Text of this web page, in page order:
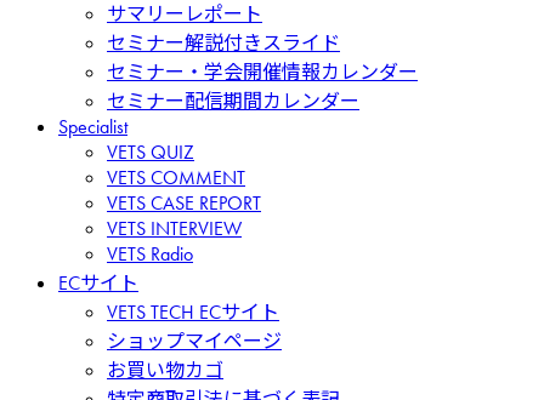
サマリーレポート
セミナー解説付きスライド
セミナー・学会開催情報カレンダー
セミナー配信期間カレンダー
Specialist
VETS QUIZ
VETS COMMENT
VETS CASE REPORT
VETS INTERVIEW
VETS Radio
ECサイト
VETS TECH ECサイト
ショップマイページ
お買い物カゴ